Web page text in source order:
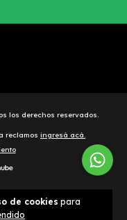
de cookies para
los derechos reservados.
reclamos ingresá acá.